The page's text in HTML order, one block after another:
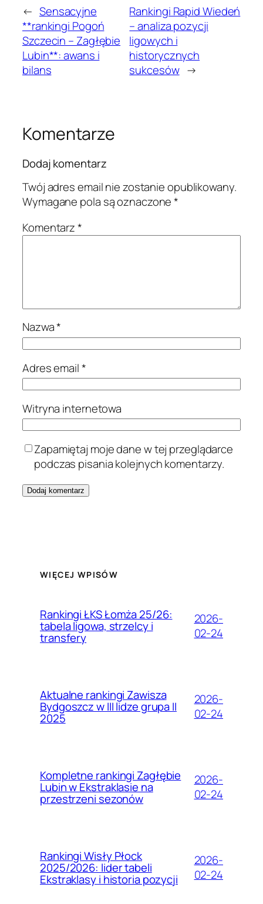
← Sensacyjne
**rankingi Pogoń
Szczecin – Zagłębie
Lubin**: awans i
bilans
Rankingi Rapid Wiedeń
– analiza pozycji
ligowych i
historycznych
sukcesów →
Komentarze
Dodaj komentarz
Twój adres email nie zostanie opublikowany.
Wymagane pola są oznaczone*
Komentarz*
Nazwa*
Adres email*
Witryna internetowa
Zapamiętaj moje dane w tej przeglądarce
podczas pisania kolejnych komentarzy.
WIĘCEJ WPISÓW
Rankingi ŁKS Łomża 25/26:
tabela ligowa, strzelcy i
transfery
2026-
02-24
Aktualne rankingi Zawisza
Bydgoszcz w III lidze grupa II
2025
2026-
02-24
Kompletne rankingi Zagłębie
Lubin w Ekstraklasie na
przestrzeni sezonów
2026-
02-24
Rankingi Wisły Płock
2025/2026: lider tabeli
Ekstraklasy i historia pozycji
2026-
02-24